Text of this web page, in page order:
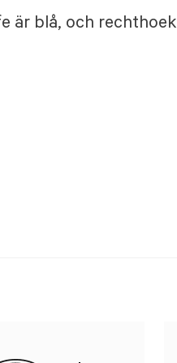
är blå, och